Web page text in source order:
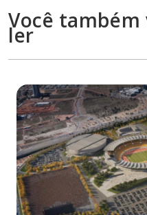
Você
ler